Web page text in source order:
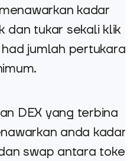
kadar
dan tukar sekali klik
jumlah
DEX yang terbina
anda kadar
swap antara